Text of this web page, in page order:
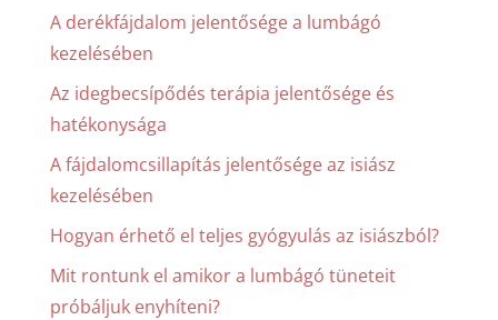
A derékfájdalom jelentősége a lumbágó
kezelésében
Az idegbecsípődés terápia jelentősége és
hatékonysága
A fájdalomcsillapítás jelentősége az isiász
kezelésében
Hogyan érhető el teljes gyógyulás az isiászból?
Mit rontunk el amikor a lumbágó tüneteit
próbáljuk enyhíteni?